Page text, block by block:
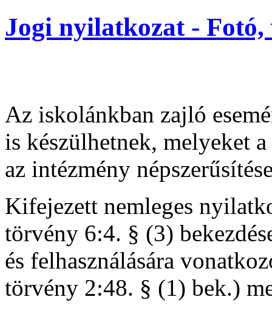
Jogi nyilatkozat - Fotó,
Az iskolánkban zajló
is készülhetnek, melyeket
az intézmény
Kifejezett nemleges
törvény 6:4. § (3)
és felhasználására
törvény 2:48. § (1) bek.)